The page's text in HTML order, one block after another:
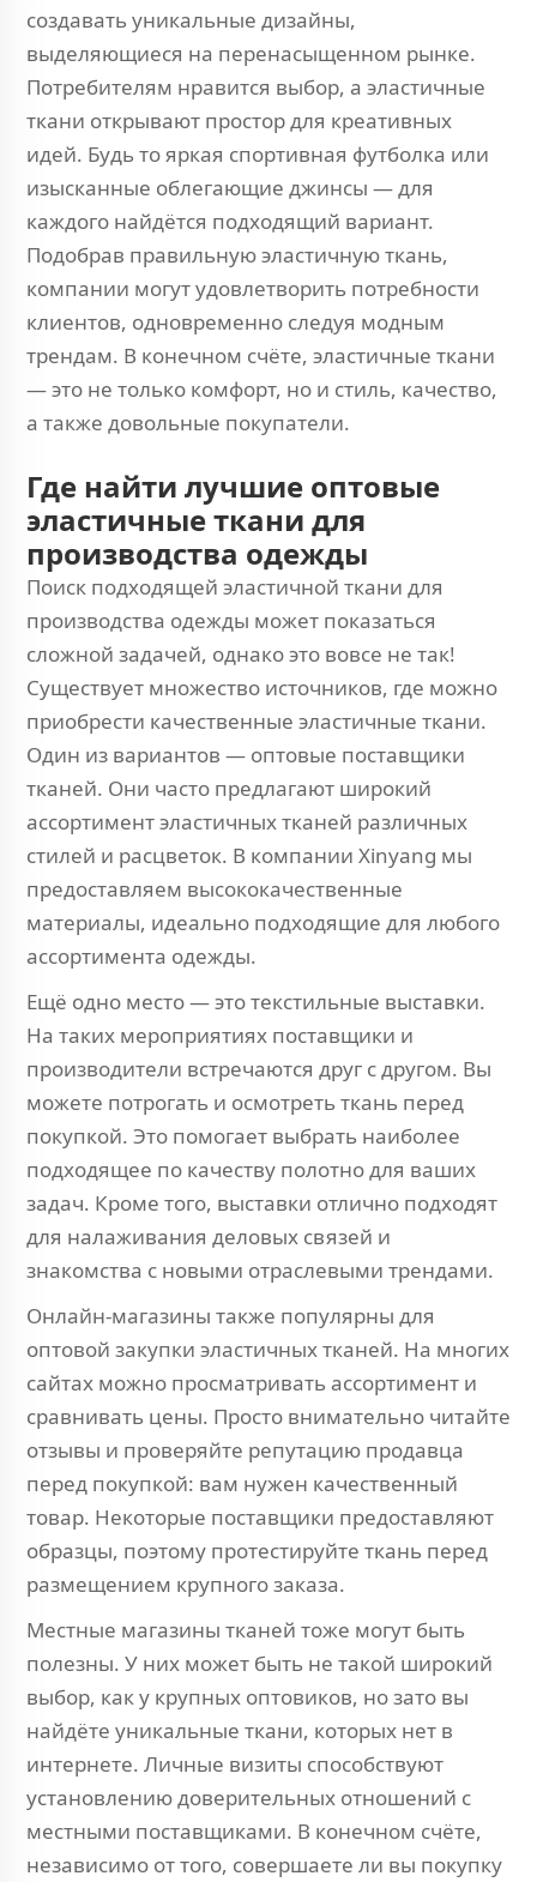
создавать уникальные дизайны,
выделяющиеся на перенасыщенном рынке.
Потребителям нравится выбор, а эластичные
ткани открывают простор для креативных
идей. Будь то яркая спортивная футболка или
изысканные облегающие джинсы — для
каждого найдётся подходящий вариант.
Подобрав правильную эластичную ткань,
компании могут удовлетворить потребности
клиентов, одновременно следуя модным
трендам. В конечном счёте, эластичные ткани
— это не только комфорт, но и стиль, качество,
а также довольные покупатели.
Где найти лучшие оптовые
эластичные ткани для
производства одежды
Поиск подходящей эластичной ткани для
производства одежды может показаться
сложной задачей, однако это вовсе не так!
Существует множество источников, где можно
приобрести качественные эластичные ткани.
Один из вариантов — оптовые поставщики
тканей. Они часто предлагают широкий
ассортимент эластичных тканей различных
стилей и расцветок. В компании Xinyang мы
предоставляем высококачественные
материалы, идеально подходящие для любого
ассортимента одежды.
Ещё одно место — это текстильные выставки.
На таких мероприятиях поставщики и
производители встречаются друг с другом. Вы
можете потрогать и осмотреть ткань перед
покупкой. Это помогает выбрать наиболее
подходящее по качеству полотно для ваших
задач. Кроме того, выставки отлично подходят
для налаживания деловых связей и
знакомства с новыми отраслевыми трендами.
Онлайн-магазины также популярны для
оптовой закупки эластичных тканей. На многих
сайтах можно просматривать ассортимент и
сравнивать цены. Просто внимательно читайте
отзывы и проверяйте репутацию продавца
перед покупкой: вам нужен качественный
товар. Некоторые поставщики предоставляют
образцы, поэтому протестируйте ткань перед
размещением крупного заказа.
Местные магазины тканей тоже могут быть
полезны. У них может быть не такой широкий
выбор, как у крупных оптовиков, но зато вы
найдёте уникальные ткани, которых нет в
интернете. Личные визиты способствуют
установлению доверительных отношений с
местными поставщиками. В конечном счёте,
независимо от того, совершаете ли вы покупку